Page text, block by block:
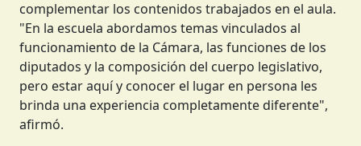
complementar los contenidos trabajados en el aula.
"En la escuela abordamos temas vinculados al
funcionamiento de la Cámara, las funciones de los
diputados y la composición del cuerpo legislativo,
pero estar aquí y conocer el lugar en persona les
brinda una experiencia completamente diferente",
afirmó.